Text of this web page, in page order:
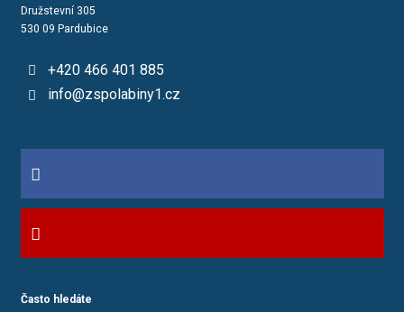
Družstevní 305
530 09 Pardubice
+420 466 401 885
info@zspolabiny1.cz
Často hledáte